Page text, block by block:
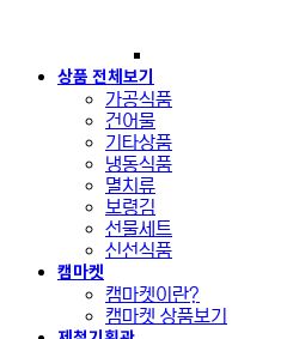
상품 전체보기
가공식품
건어물
기타상품
냉동식품
멸치류
보령김
선물세트
신선식품
캠마켓
캠마켓이란?
캠마켓 상품보기